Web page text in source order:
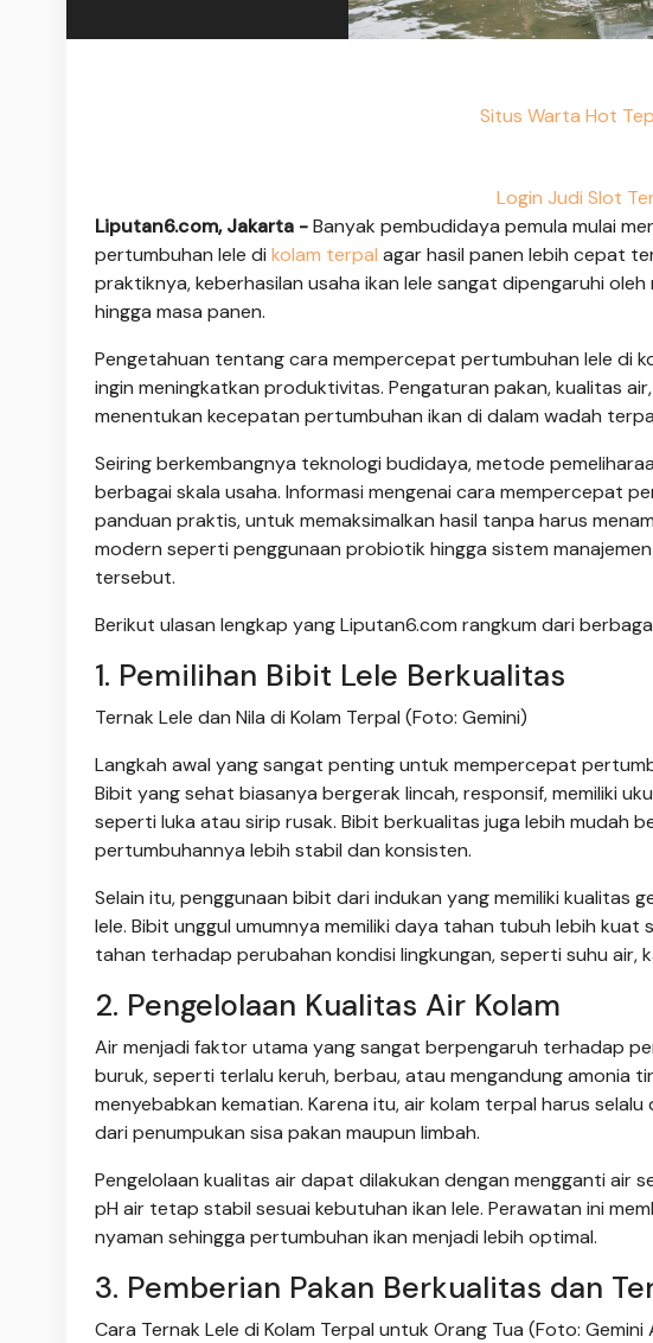
Situs Warta Hot
Login Judi Slot
Liputan6.com, Jakarta -Banyak pembudidaya pemula mulai
pertumbuhan lele di kolam terpal agar hasil panen lebih cepat
praktiknya, keberhasilan usaha ikan lele sangat dipengaruhi
hingga masa panen.
Pengetahuan tentang cara mempercepat pertumbuhan lele di
ingin meningkatkan produktivitas. Pengaturan pakan, kualitas
menentukan kecepatan pertumbuhan ikan di dalam wadah
Seiring berkembangnya teknologi budidaya, metode
berbagai skala usaha. Informasi mengenai cara mempercepat
panduan praktis, untuk memaksimalkan hasil tanpa harus
modern seperti penggunaan probiotik hingga sistem
tersebut.
Berikut ulasan lengkap yang Liputan6.com rangkum dari
1. Pemilihan Bibit Lele Berkualitas
Ternak Lele dan Nila di Kolam Terpal (Foto: Gemini)
Langkah awal yang sangat penting untuk mempercepat
Bibit yang sehat biasanya bergerak lincah, responsif, memiliki
seperti luka atau sirip rusak. Bibit berkualitas juga lebih mudah
pertumbuhannya lebih stabil dan konsisten.
Selain itu, penggunaan bibit dari indukan yang memiliki kualitas
lele. Bibit unggul umumnya memiliki daya tahan tubuh lebih
tahan terhadap perubahan kondisi lingkungan, seperti suhu air,
2. Pengelolaan Kualitas Air Kolam
Air menjadi faktor utama yang sangat berpengaruh terhadap
buruk, seperti terlalu keruh, berbau, atau mengandung amonia
menyebabkan kematian. Karena itu, air kolam terpal harus
dari penumpukan sisa pakan maupun limbah.
Pengelolaan kualitas air dapat dilakukan dengan mengganti air
pH air tetap stabil sesuai kebutuhan ikan lele. Perawatan ini
nyaman sehingga pertumbuhan ikan menjadi lebih optimal.
3. Pemberian Pakan Berkualitas dan
Cara Ternak Lele di Kolam Terpal untuk Orang Tua (Foto: Gemini